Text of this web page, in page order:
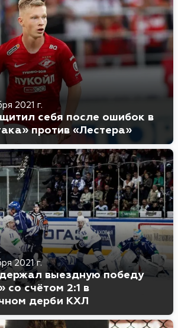
2021 г.
себя после ошибок в
против «Лестера»
2021 г.
выездную победу
со счётом 2:1 в
дерби КХЛ